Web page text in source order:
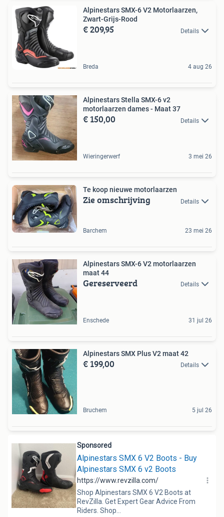
Alpinestars SMX-6 V2 Motorlaarzen,
Zwart-Grijs-Rood
€ 209,95 Details
Breda 4 aug 26
Alpinestars Stella SMX-6 v2
motorlaarzen dames - Maat 37
€ 150,00 Details
Wieringerwerf 3 mei 26
Te koop nieuwe motorlaarzen
Zie omschrijving Details
Barchem 23 mei 26
Alpinestars SMX-6 V2 motorlaarzen
maat 44
Gereserveerd Details
Enschede 31 jul 26
Alpinestars SMX Plus V2 maat 42
€ 199,00 Details
Bruchem 5 jul 26